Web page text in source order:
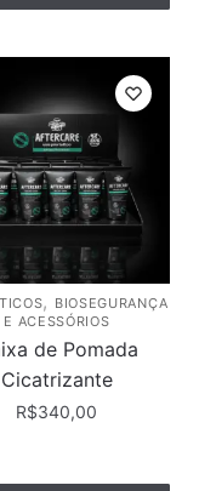
, BIOSEGURANÇA
E ACESSÓRIOS
de Pomada
Cicatrizante
R$340,00